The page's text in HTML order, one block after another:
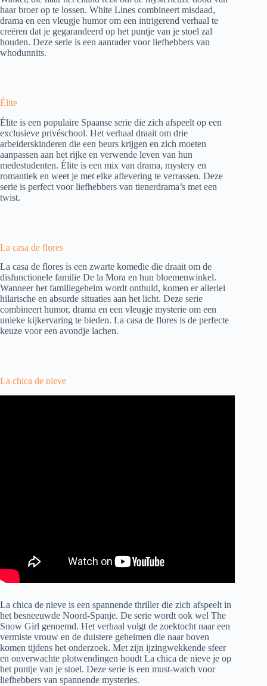
haar broer op te lossen. White Lines combineert misdaad,
drama en een vleugje humor om een intrigerend verhaal te
creëren dat je gegarandeerd op het puntje van je stoel zal
houden. Deze serie is een aanrader voor liefhebbers van
whodunnits.
Élite
Élite is een populaire Spaanse serie die zich afspeelt op een
exclusieve privéschool. Het verhaal draait om drie
arbeiderskinderen die een beurs krijgen en zich moeten
aanpassen aan het rijke en verwende leven van hun
medestudenten. Élite is een mix van drama, mystery en
romantiek en weet je met elke aflevering te verrassen. Deze
serie is perfect voor liefhebbers van tienerdrama’s met een
twist.
La casa de flores
La casa de flores is een zwarte komedie die draait om de
disfunctionele familie De la Mora en hun bloemenwinkel.
Wanneer het familiegeheim wordt onthuld, komen er allerlei
hilarische en absurde situaties aan het licht. Deze serie
combineert humor, drama en een vleugje mysterie om een
unieke kijkervaring te bieden. La casa de flores is de perfecte
keuze voor een avondje lachen.
La chica de nieve
La chica de nieve is een spannende thriller die zich afspeelt in
het besneeuwde Noord-Spanje. De serie wordt ook wel The
Snow Girl genoemd. Het verhaal volgt de zoektocht naar een
vermiste vrouw en de duistere geheimen die naar boven
komen tijdens het onderzoek. Met zijn ijzingwekkende sfeer
en onverwachte plotwendingen houdt La chica de nieve je op
het puntje van je stoel. Deze serie is een must-watch voor
liefhebbers van spannende mysteries.